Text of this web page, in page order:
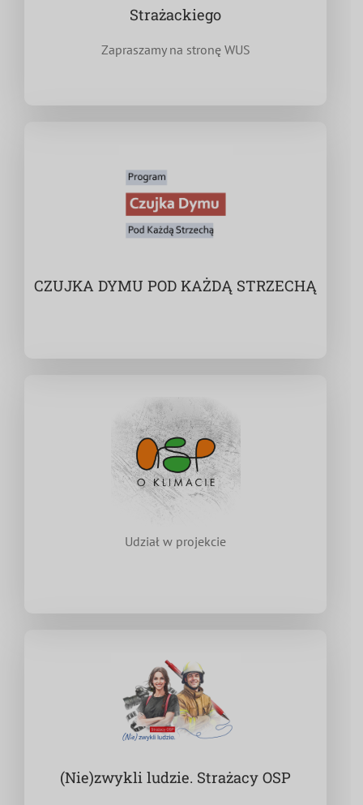
Strażackiego
Zapraszamy na stronę WUS
CZUJKA DYMU POD KAŻDĄ STRZECHĄ
Udział w projekcie
(Nie)zwykli ludzie. Strażacy OSP